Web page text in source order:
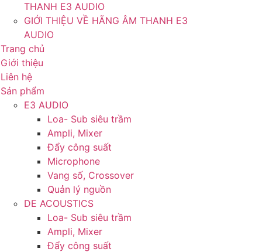
THANH E3 AUDIO
GIỚI THIỆU VỀ HÃNG ÂM THANH E3
AUDIO
Trang chủ
Giới thiệu
Liên hệ
Sản phẩm
E3 AUDIO
Loa- Sub siêu trầm
Ampli, Mixer
Đẩy công suất
Microphone
Vang số, Crossover
Quản lý nguồn
DE ACOUSTICS
Loa- Sub siêu trầm
Ampli, Mixer
Đẩy công suất